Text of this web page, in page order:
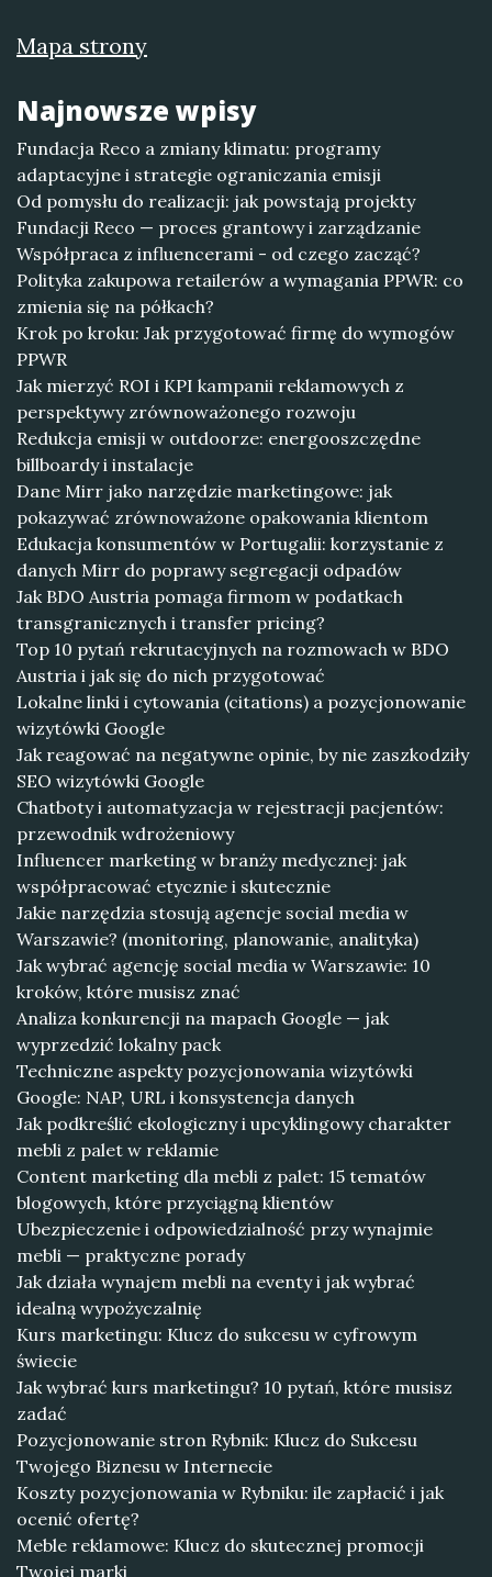
Mapa strony
Najnowsze wpisy
Fundacja Reco a zmiany klimatu: programy
adaptacyjne i strategie ograniczania emisji
Od pomysłu do realizacji: jak powstają projekty
Fundacji Reco — proces grantowy i zarządzanie
Współpraca z influencerami - od czego zacząć?
Polityka zakupowa retailerów a wymagania PPWR: co
zmienia się na półkach?
Krok po kroku: Jak przygotować firmę do wymogów
PPWR
Jak mierzyć ROI i KPI kampanii reklamowych z
perspektywy zrównoważonego rozwoju
Redukcja emisji w outdoorze: energooszczędne
billboardy i instalacje
Dane Mirr jako narzędzie marketingowe: jak
pokazywać zrównoważone opakowania klientom
Edukacja konsumentów w Portugalii: korzystanie z
danych Mirr do poprawy segregacji odpadów
Jak BDO Austria pomaga firmom w podatkach
transgranicznych i transfer pricing?
Top 10 pytań rekrutacyjnych na rozmowach w BDO
Austria i jak się do nich przygotować
Lokalne linki i cytowania (citations) a pozycjonowanie
wizytówki Google
Jak reagować na negatywne opinie, by nie zaszkodziły
SEO wizytówki Google
Chatboty i automatyzacja w rejestracji pacjentów:
przewodnik wdrożeniowy
Influencer marketing w branży medycznej: jak
współpracować etycznie i skutecznie
Jakie narzędzia stosują agencje social media w
Warszawie? (monitoring, planowanie, analityka)
Jak wybrać agencję social media w Warszawie: 10
kroków, które musisz znać
Analiza konkurencji na mapach Google — jak
wyprzedzić lokalny pack
Techniczne aspekty pozycjonowania wizytówki
Google: NAP, URL i konsystencja danych
Jak podkreślić ekologiczny i upcyklingowy charakter
mebli z palet w reklamie
Content marketing dla mebli z palet: 15 tematów
blogowych, które przyciągną klientów
Ubezpieczenie i odpowiedzialność przy wynajmie
mebli — praktyczne porady
Jak działa wynajem mebli na eventy i jak wybrać
idealną wypożyczalnię
Kurs marketingu: Klucz do sukcesu w cyfrowym
świecie
Jak wybrać kurs marketingu? 10 pytań, które musisz
zadać
Pozycjonowanie stron Rybnik: Klucz do Sukcesu
Twojego Biznesu w Internecie
Koszty pozycjonowania w Rybniku: ile zapłacić i jak
ocenić ofertę?
Meble reklamowe: Klucz do skutecznej promocji
Twojej marki